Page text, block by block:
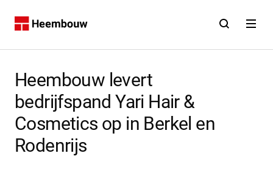
Home Open Open
Contact
Heembouw levert
bedrijfspand Yari Hair &
Cosmetics op in Berkel en
Rodenrijs